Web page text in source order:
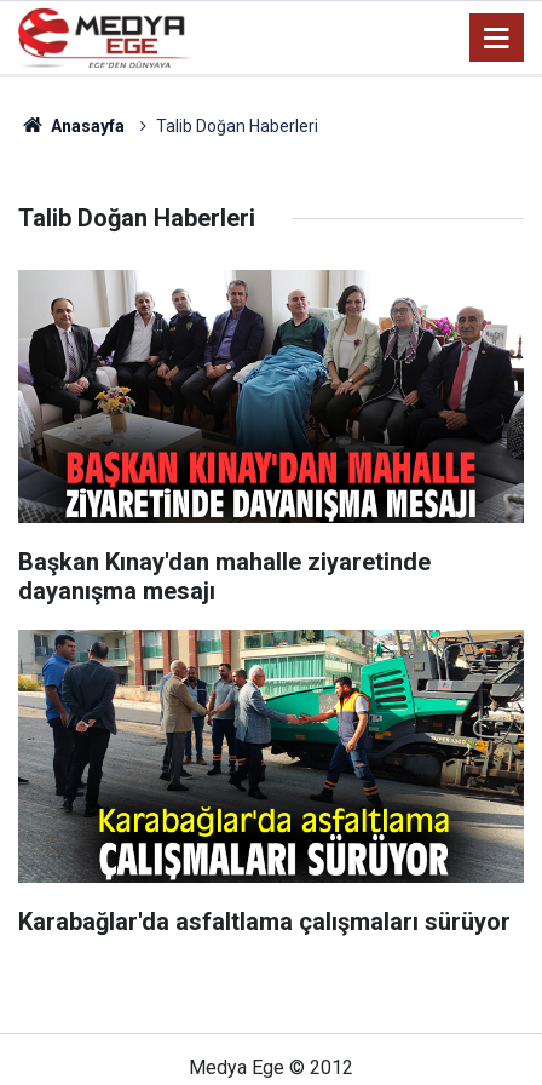
Anasayfa Talib Doğan Haberleri
Talib Doğan Haberleri
Başkan Kınay'dan mahalle ziyaretinde
dayanışma mesajı
Karabağlar'da asfaltlama çalışmaları sürüyor
Medya Ege © 2012